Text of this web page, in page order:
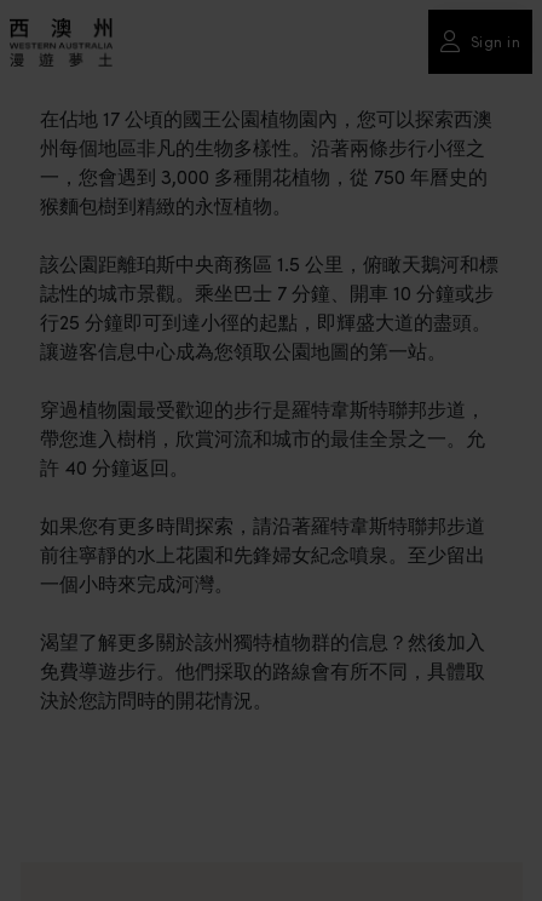
Sign in
在佔地 17 公頃的國王公園植物園內，您可以探索西澳
州每個地區非凡的生物多樣性。沿著兩條步行小徑之
一，您會遇到 3,000 多種開花植物，從 750 年曆史的
猴麵包樹到精緻的永恆植物。
該公園距離珀斯中央商務區 1.5 公里，俯瞰天鵝河和標
誌性的城市景觀。乘坐巴士 7 分鐘、開車 10 分鐘或步
行25 分鐘即可到達小徑的起點，即輝盛大道的盡頭。
讓遊客信息中心成為您領取公園地圖的第一站。
穿過植物園最受歡迎的步行是羅特韋斯特聯邦步道，
帶您進入樹梢，欣賞河流和城市的最佳全景之一。允
許 40 分鐘返回。
如果您有更多時間探索，請沿著羅特韋斯特聯邦步道
前往寧靜的水上花園和先鋒婦女紀念噴泉。至少留出
一個小時來完成河灣。
渴望了解更多關於該州獨特植物群的信息？然後加入
免費導遊步行。他們採取的路線會有所不同，具體取
決於您訪問時的開花情況。